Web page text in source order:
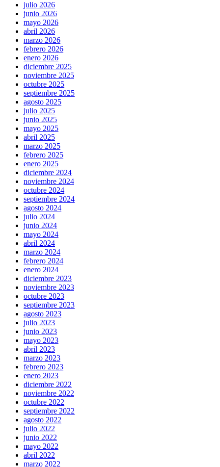
julio 2026
junio 2026
mayo 2026
abril 2026
marzo 2026
febrero 2026
enero 2026
diciembre 2025
noviembre 2025
octubre 2025
septiembre 2025
agosto 2025
julio 2025
junio 2025
mayo 2025
abril 2025
marzo 2025
febrero 2025
enero 2025
diciembre 2024
noviembre 2024
octubre 2024
septiembre 2024
agosto 2024
julio 2024
junio 2024
mayo 2024
abril 2024
marzo 2024
febrero 2024
enero 2024
diciembre 2023
noviembre 2023
octubre 2023
septiembre 2023
agosto 2023
julio 2023
junio 2023
mayo 2023
abril 2023
marzo 2023
febrero 2023
enero 2023
diciembre 2022
noviembre 2022
octubre 2022
septiembre 2022
agosto 2022
julio 2022
junio 2022
mayo 2022
abril 2022
marzo 2022